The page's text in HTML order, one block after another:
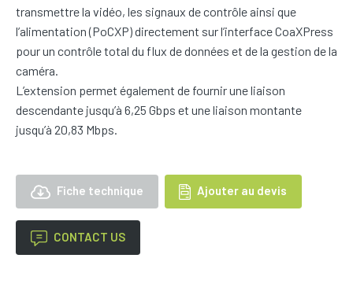
transmettre la vidéo, les signaux de contrôle ainsi que
l’alimentation (PoCXP) directement sur l’interface CoaXPress
pour un contrôle total du flux de données et de la gestion de la
caméra.
L’extension permet également de fournir une liaison
descendante jusqu’à 6,25 Gbps et une liaison montante
jusqu’à 20,83 Mbps.
Fiche technique Ajouter au devis
CONTACT US